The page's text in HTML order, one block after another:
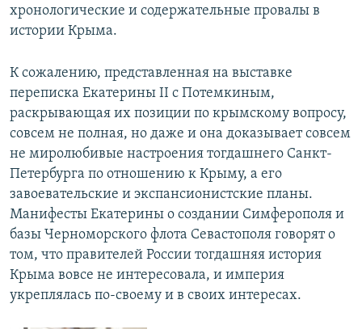
хронологические и содержательные провалы в
истории Крыма.
К сожалению, представленная на выставке
переписка Екатерины II с Потемкиным,
раскрывающая их позиции по крымскому вопросу,
совсем не полная, но даже и она доказывает совсем
не миролюбивые настроения тогдашнего Санкт-
Петербурга по отношению к Крыму, а его
завоевательские и экспансионистские планы.
Манифесты Екатерины о создании Симферополя и
базы Черноморского флота Севастополя говорят о
том, что правителей России тогдашняя история
Крыма вовсе не интересовала, и империя
укреплялась по-своему и в своих интересах.